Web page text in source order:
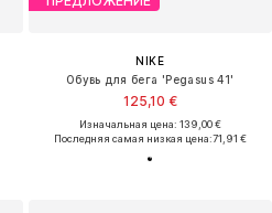
NIKE
Обувь для бега 'Pegasus 41'
125,10 €
Изначальная цена: 139,00 €
Последняя самая низкая цена:71,91 €